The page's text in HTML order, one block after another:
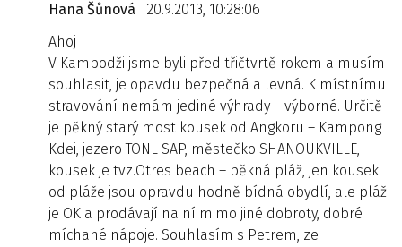
Hana Šůnová
20.9.2013, 10:28:06
Ahoj
V Kambodži jsme byli před třičtvrtě rokem a musím
souhlasit, je opavdu bezpečná a levná. K místnímu
stravování nemám jediné výhrady – výborné. Určitě
je pěkný starý most kousek od Angkoru – Kampong
Kdei, jezero TONL SAP, městečko SHANOUKVILLE,
kousek je tvz.Otres beach – pěkná pláž, jen kousek
od pláže jsou opravdu hodně bídná obydlí, ale pláž
je OK a prodávají na ní mimo jiné dobroty, dobré
míchané nápoje. Souhlasím s Petrem, ze